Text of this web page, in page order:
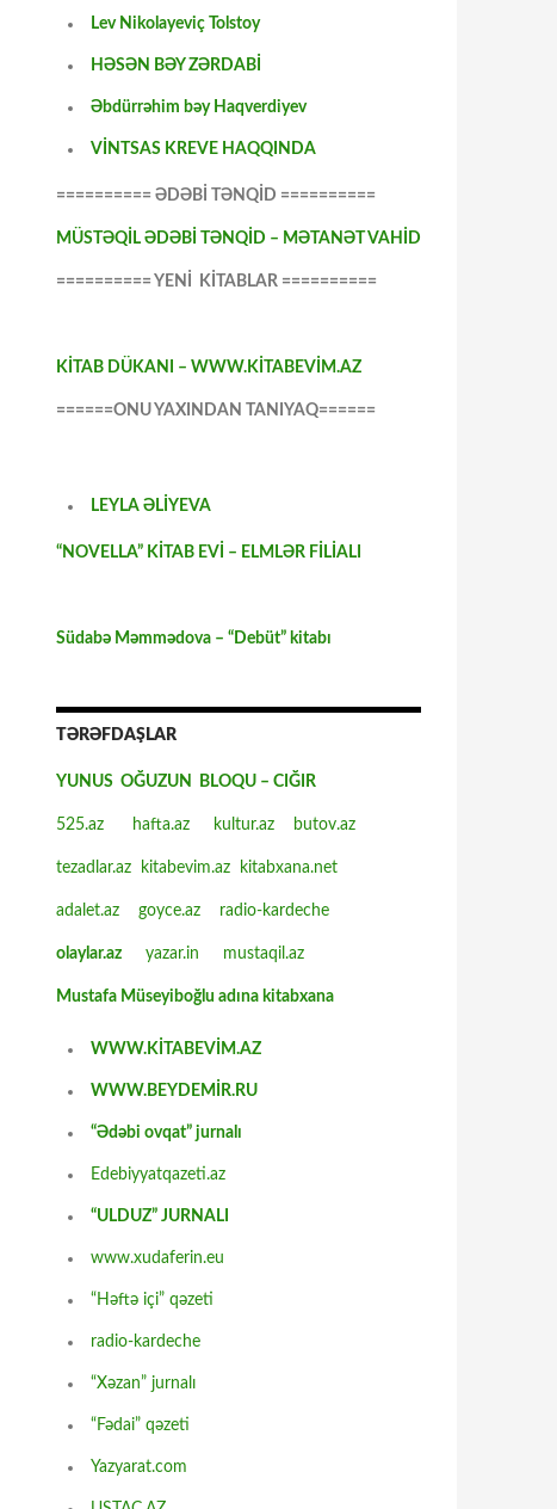
Lev Nikolayeviç Tolstoy
HƏSƏN BƏY ZƏRDABİ
Əbdürrəhim bəy Haqverdiyev
VİNTSAS KREVE HAQQINDA
========== ƏDƏBİ TƏNQİD ==========
MÜSTƏQİL ƏDƏBİ TƏNQİD – MƏTANƏT VAHİD
========== YENİ KİTABLAR ==========
KİTAB DÜKANI – WWW.KİTABEVİM.AZ
======ONU YAXINDAN TANIYAQ======
LEYLA ƏLİYEVA
“NOVELLA” KİTAB EVİ – ELMLƏR FİLİALI
Südabə Məmmədova – “Debüt” kitabı
TƏRƏFDAŞLAR
YUNUS OĞUZUN BLOQU – CIĞIR
525.az hafta.az kultur.az butov.az
tezadlar.az kitabevim.az kitabxana.net
adalet.az goyce.az radio-kardeche
olaylar.az yazar.in mustaqil.az
Mustafa Müseyiboğlu adına kitabxana
WWW.KİTABEVİM.AZ
WWW.BEYDEMİR.RU
“Ədəbi ovqat” jurnalı
Edebiyyatqazeti.az
“ULDUZ” JURNALI
www.xudaferin.eu
“Həftə içi” qəzeti
radio-kardeche
“Xəzan” jurnalı
“Fədai” qəzeti
Yazyarat.com